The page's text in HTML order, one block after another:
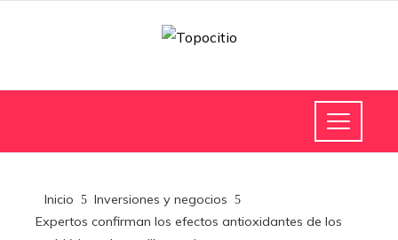
Inicio
Inversiones y negocios
Expertos confirman los efectos antioxidantes de los